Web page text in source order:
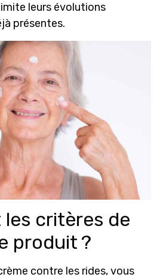
leurs évolutions
présentes.
les critères de
produit ?
contre les rides, vous